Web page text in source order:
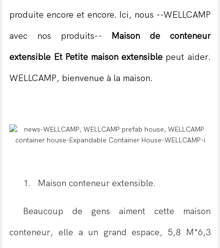
produite encore et encore. Ici, nous --WELLCAMP
avec nos produits-- Maison de conteneur
extensible Et Petite maison extensible peut aider.
WELLCAMP, bienvenue à la maison.
1. Maison conteneur extensible.
Beaucoup de gens aiment cette maison
conteneur, elle a un grand espace, 5,8 M*6,3